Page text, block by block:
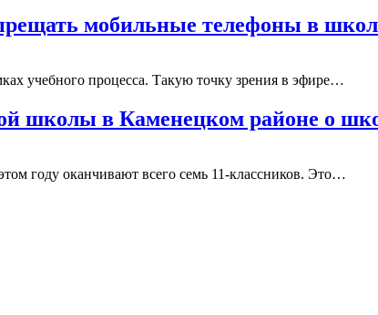
мобильные телефоны в
учебного процесса. Такую точку зрения в эфире…
школы в Каменецком районе о
году оканчивают всего семь 11-классников. Это…